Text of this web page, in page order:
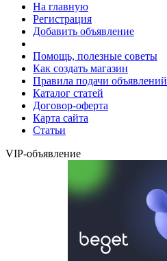
На главную
Регистрация
Добавить объявление
Помощь, полезные советы
Как создать магазин
Правила подачи объявлений
Каталог статей
Договор-оферта
Карта сайта
Статьи
VIP-объявление